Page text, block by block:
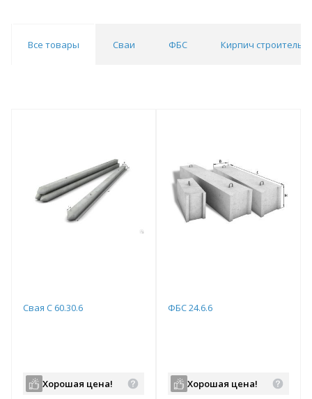
Все товары Сваи ФБС Кирпич
Свая С 60.30.6
Хорошая цена!
ФБС 24.6.6
Хорошая цена!